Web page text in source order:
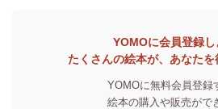
YOMOに会員登録し
たくさんの絵本が、あなたを
YOMOに無料会員登録
絵本の購入や販売がで